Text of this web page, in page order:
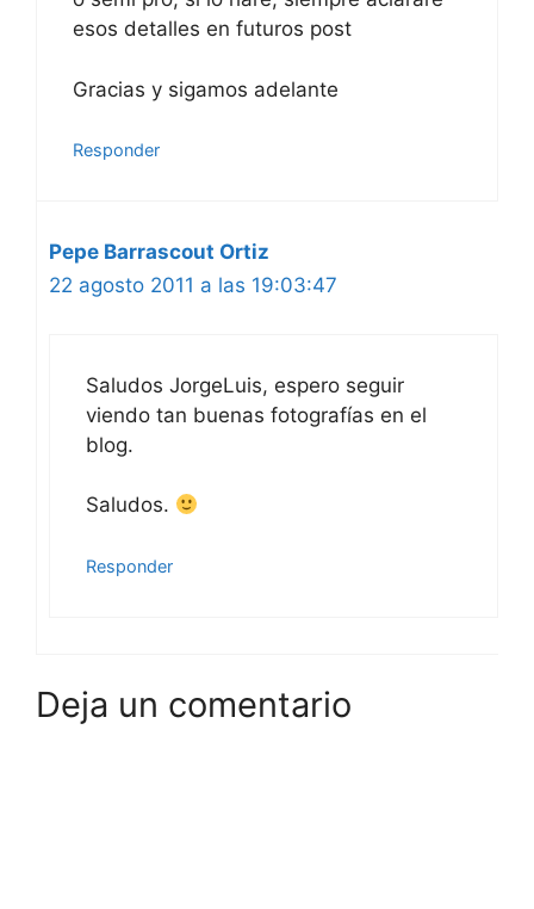
esos detalles en futuros post
Gracias y sigamos adelante
Responder
Pepe Barrascout Ortiz
22 agosto 2011 a las 19:03:47
Saludos JorgeLuis, espero seguir
viendo tan buenas fotografías en el
blog.
Saludos.
Responder
Deja un comentario